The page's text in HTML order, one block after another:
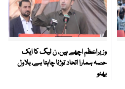
وزیراعظم اچھے ہیں، ن لیگ کا ایک
حصہ ہمارا اتحاد توڑنا چاہتا ہے، بلاول
بھٹو